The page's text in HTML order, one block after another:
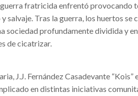
guerra fratricida enfrentó provocando
salvaje. Tras la guerra, los huertos se
sociedad profundamente dividida y
de cicatrizar.
J.J. Fernández Casadevante “Kois”
en distintas iniciativas